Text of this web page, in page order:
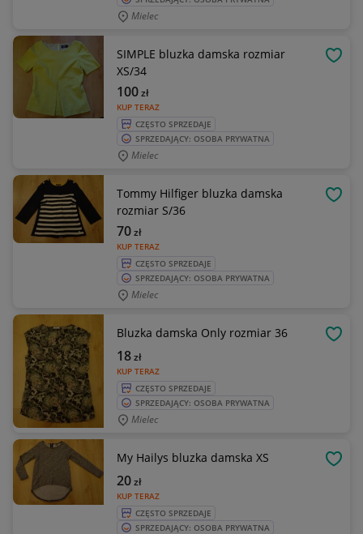
Mielec
SIMPLE bluzka damska rozmiar
XS/34
KUP TERAZ
100zł
CZĘSTO SPRZEDAJE
SPRZEDAJĄCY: OSOBA PRYWATNA
Mielec
Tommy Hilfiger bluzka damska
rozmiar S/36
KUP TERAZ
70zł
CZĘSTO SPRZEDAJE
SPRZEDAJĄCY: OSOBA PRYWATNA
Mielec
Bluzka damska Only rozmiar 36
KUP TERAZ
18zł
CZĘSTO SPRZEDAJE
SPRZEDAJĄCY: OSOBA PRYWATNA
Mielec
My Hailys bluzka damska XS
KUP TERAZ
20zł
CZĘSTO SPRZEDAJE
SPRZEDAJĄCY: OSOBA PRYWATNA